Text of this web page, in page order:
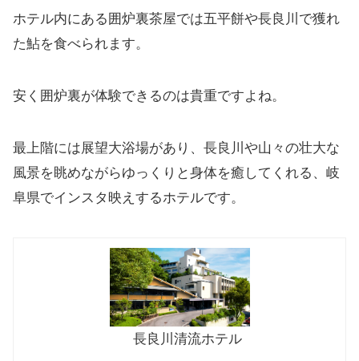
ホテル内にある囲炉裏茶屋では五平餅や長良川で獲れ
た鮎を食べられます。
安く囲炉裏が体験できるのは貴重ですよね。
最上階には展望大浴場があり、長良川や山々の壮大な
風景を眺めながらゆっくりと身体を癒してくれる、岐
阜県でインスタ映えするホテルです。
長良川清流ホテル